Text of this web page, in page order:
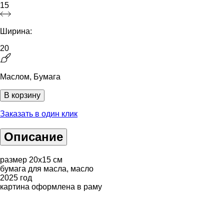
15
Ширина:
20
Маслом, Бумага
В корзину
Заказать в один клик
Описание
размер 20х15 см
бумага для масла, масло
2025 год
картина оформлена в раму